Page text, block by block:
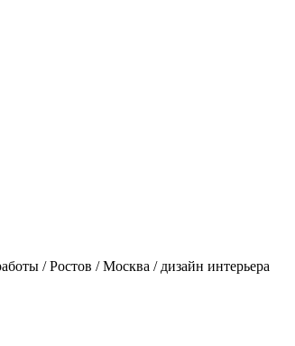
/ Ростов / Москва / дизайн интерьера